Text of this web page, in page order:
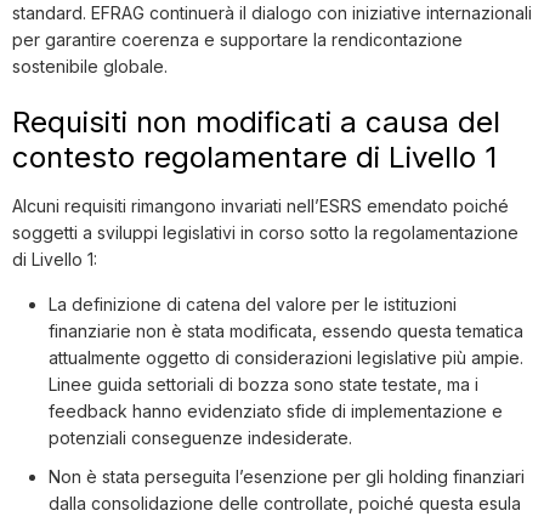
standard. EFRAG continuerà il dialogo con iniziative internazionali
per garantire coerenza e supportare la rendicontazione
sostenibile globale.
Requisiti non modificati a causa del
contesto regolamentare di Livello 1
Alcuni requisiti rimangono invariati nell’ESRS emendato poiché
soggetti a sviluppi legislativi in corso sotto la regolamentazione
di Livello 1:
La definizione di catena del valore per le istituzioni
finanziarie non è stata modificata, essendo questa tematica
attualmente oggetto di considerazioni legislative più ampie.
Linee guida settoriali di bozza sono state testate, ma i
feedback hanno evidenziato sfide di implementazione e
potenziali conseguenze indesiderate.
Non è stata perseguita l’esenzione per gli holding finanziari
dalla consolidazione delle controllate, poiché questa esula